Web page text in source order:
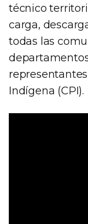
técnico
carga,
todas las
Indígena (CPI).